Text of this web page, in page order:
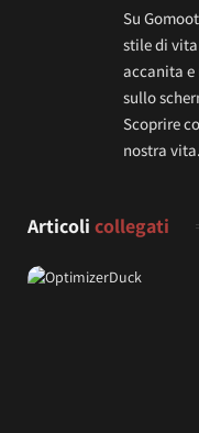
Su
stile di
accanita e
sullo
Scoprire
nostra
Articoli collegati